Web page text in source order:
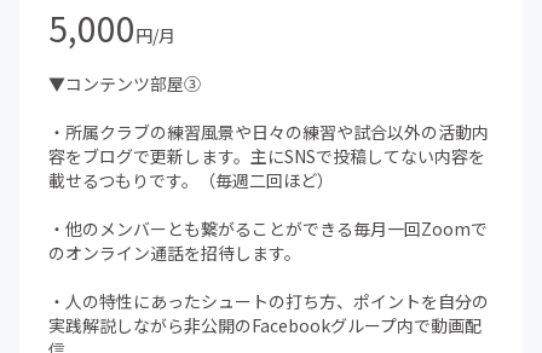
5,000円/月
▼コンテンツ部屋③
・所属クラブの練習風景や日々の練習や試合以外の活動内
容をブログで更新します。主にSNSで投稿してない内容を
載せるつもりです。（毎週二回ほど）
・他のメンバーとも繋がることができる毎月一回Zoomで
のオンライン通話を招待します。
・人の特性にあったシュートの打ち方、ポイントを自分の
実践解説しながら非公開のFacebookグループ内で動画配